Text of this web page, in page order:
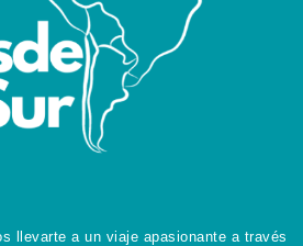
llevarte a un viaje apasionante a través